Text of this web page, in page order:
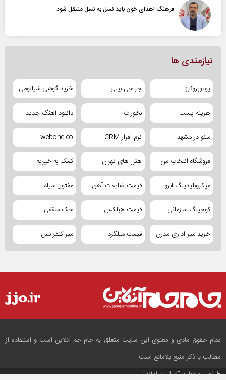
فرهنگ اهدای خون باید نسل به نسل منتقل شود
نیازمندی ها
یوتوبروکرز جراحی بینی خرید گوشی شیائومی
هزینه پست بخورات دانلود آهنگ جدید
سئو در مشهد نرم افزار CRM webone.co
فروشگاه انتخاب من هتل های تهران کمک به خیریه
میکروبلیدینگ ابرو قیمت ضایعات آهن مفتول سیاه
کوچینگ سازمانی قیمت هبلکس جک سقفی
خرید میز اداری مدرن قیمت میلگرد میز کنفرانس
تمام حقوق مادی و معنوی این سایت متعلق به جام جم آنلاین است و استفاده از
مطالب با ذکر منبع بلامانع است.
طراحی و تولید"ایران سامانه"